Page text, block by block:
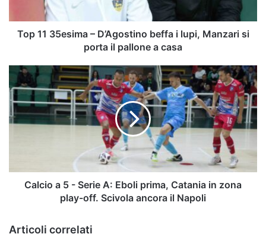
Manzari
pallone
a
casa
Top 11 35esima – D’Agostino beffa i lupi, Manzari si
porta il pallone a casa
Calcio
-
Serie
Catania
Calcio a 5 - Serie A: Eboli prima, Catania in zona
play-off. Scivola ancora il Napoli
Articoli correlati